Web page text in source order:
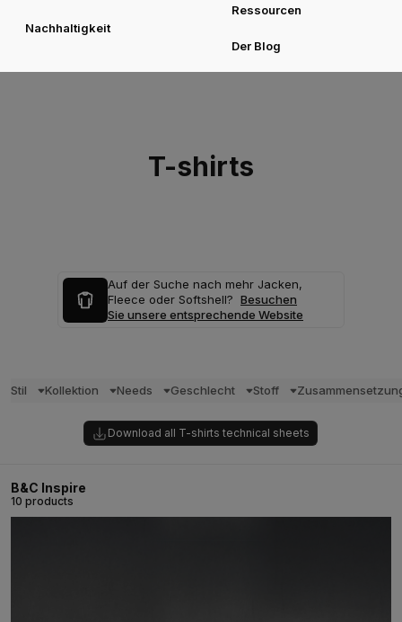
Nachhaltigkeit
Ressourcen
Der Blog
T-shirts
Auf der Suche nach mehr Jacken,
Fleece oder Softshell? Besuchen
Sie unsere entsprechende Website
Stil Kollektion Needs Geschlecht Stoff
Download all T-shirts technical sheets
B&C Inspire
10 products